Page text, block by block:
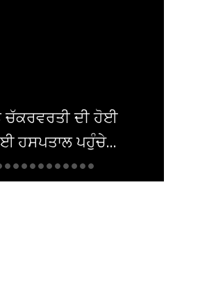
'ਚ ਬੰਬ ਧਮਾਕਾ, 14 ਲੋਕ ਜ਼ਖਮੀ